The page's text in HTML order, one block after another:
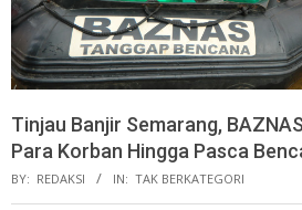
Tinjau Banjir Semarang,
Para Korban Hingga Pasca
BY: REDAKSI IN: TAK BERKATEGORI